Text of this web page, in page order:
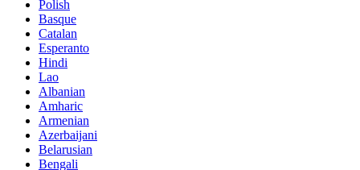
Polish
Basque
Catalan
Esperanto
Hindi
Lao
Albanian
Amharic
Armenian
Azerbaijani
Belarusian
Bengali